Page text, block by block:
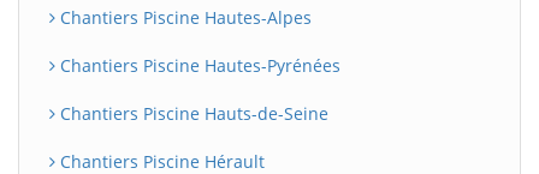
Chantiers Piscine Hautes-Alpes
Chantiers Piscine Hautes-Pyrénées
Chantiers Piscine Hauts-de-Seine
Chantiers Piscine Hérault